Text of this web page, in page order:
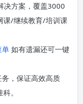
决方案，覆盖3000
课/继续教育/培训课
单 如有遗漏还可一键
，保证高效高质
。